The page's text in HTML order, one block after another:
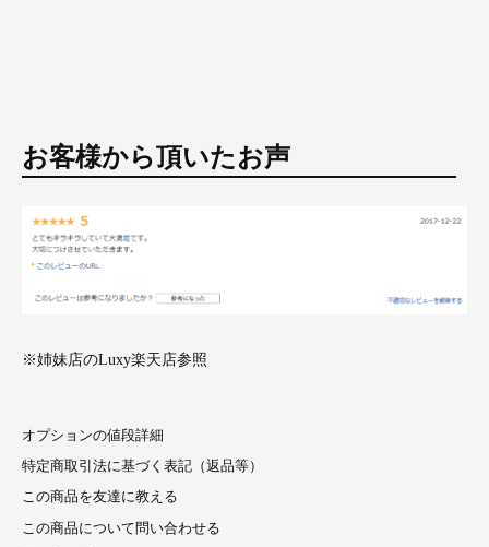
お客様から頂いたお声
※姉妹店のLuxy楽天店参照
オプションの値段詳細
特定商取引法に基づく表記（返品等）
この商品を友達に教える
この商品について問い合わせる